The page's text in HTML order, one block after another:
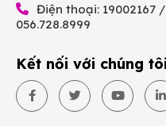
Điện thoại: 19002167
056.728.8999
Kết nối với chúng tôi